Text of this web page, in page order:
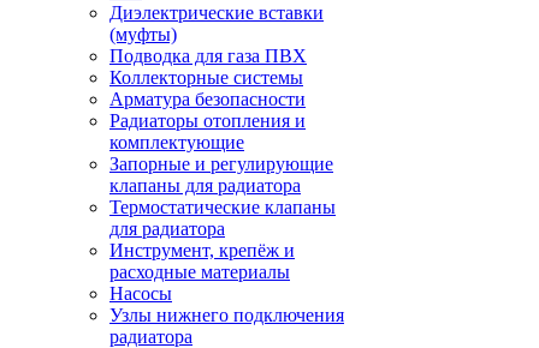
Диэлектрические вставки
(муфты)
Подводка для газа ПВХ
Коллекторные системы
Арматура безопасности
Радиаторы отопления и
комплектующие
Запорные и регулирующие
клапаны для радиатора
Термостатические клапаны
для радиатора
Инструмент, крепёж и
расходные материалы
Насосы
Узлы нижнего подключения
радиатора